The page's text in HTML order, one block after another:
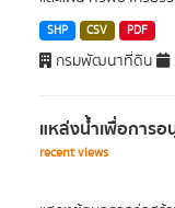
SHP CSV PDF
กรมพัฒนาที่ดิน
แหล่งน้ำเพื่อการอ
recent views